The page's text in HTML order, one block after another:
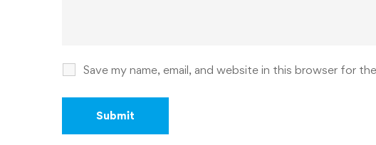
Save my name, email, and website in this browser for